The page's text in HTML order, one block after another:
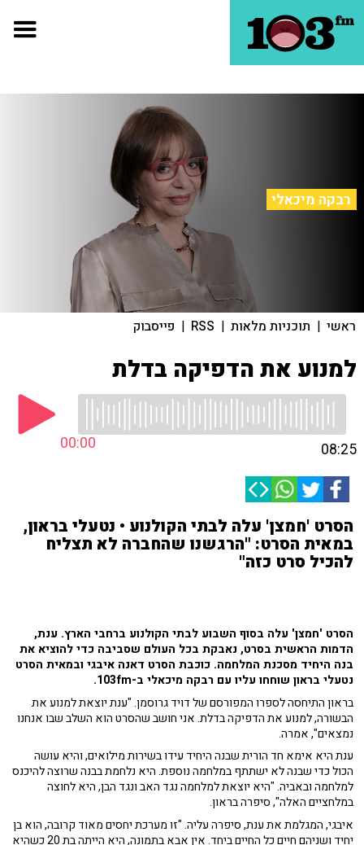
רבקה מיכאלי
ראשי | תוכניות מלאות |
RSS
| פייסבוק
למנוע את הדפיקה בדלת
00:00 08:25
הסרט 'חמצן' עלה לבתי הקולנוע • נטעלי בראון,
במאית הסרט: "הרגשנו שהחברה לא תצליח
להכיל סרט כזה"
הסרט 'חמצן' עלה בסוף השבוע לבתי הקולנוע ברחבי הארץ. ענת,
הדמות הראשית בסרט, נאבקת בכל העולם שסביבה כדי להוציא את
בנה היחיד מסכנת המלחמה. כוכבת הסרט דאנה איבגי ובמאית הסרט
נטעלי בראון שוחחו עליו עם רבקה מיכאלי ב-103fm.
בראון התיחסה לספרו המפורסם של דויד גרוסמן. "ענת יוצאת למנוע את
הבשורה, למנוע את הדפיקה בדלת. אני חושב שהסרט הוא השלב שבו אנחנו
נמצאים", אמרה.
ענת היא אימא חד הורית שבנה היחיד עידו בשירות מילואים, והיא עושה
הכול כדי שבנה לא ישתתף במלחמה נוספת. היא נלחמת בבנה שרוצה להיכנס
למלחמה ובאביה. "היא יוצאת למלחמה נגד האב ונגד הבן, היא לחוצה
במלחציים האלה", סיפרה בראון.
איבגי, המגלמת את ענת, סיפרה עליה. "זו מערכת יחסים מאוד קרובה, הוא בן
יחיד ושניהם חיים כל החיים ביחד. אין אבא בתמונה, היא הייתה בת 20 כשהיא